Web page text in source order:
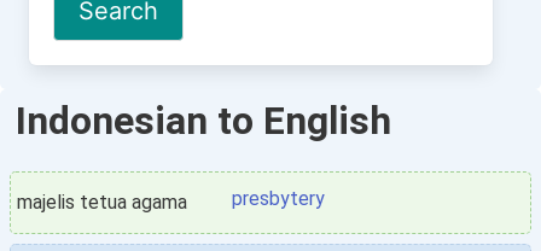
Indonesian to English
majelis tetua agama presbytery